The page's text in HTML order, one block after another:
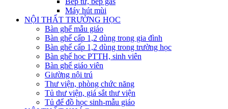
Máy hút mùi
NỘI THẤT TRƯỜNG HỌC
Bàn ghế mẫu giáo
Bàn ghế cấp 1,2 dùng trong gia đình
Bàn ghế cấp 1,2 dùng trong trường học
Bàn ghế học PTTH, sinh viên
Bàn ghế giáo viên
Giường nội trú
Thư viện, phòng chức năng
Tủ thư viện, giá sắt thư viện
Tủ để đồ học sinh-mẫu giáo